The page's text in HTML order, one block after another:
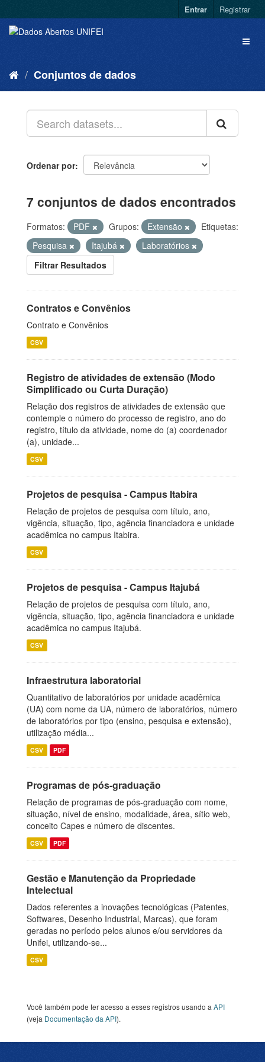
Entrar Registrar
Conjuntos de dados
Ordenar por
7 conjuntos de dados encontrados
Formatos: PDF Grupos: Extensão
Etiquetas:
Pesquisa
Itajubá
Laboratórios
Filtrar Resultados
Contratos e Convênios
Contrato e Convênios
CSV
Registro de atividades de extensão (Modo
Simplificado ou Curta Duração)
Relação dos registros de atividades de extensão que
contemple o número do processo de registro, ano do
registro, título da atividade, nome do (a) coordenador
(a), unidade...
CSV
Projetos de pesquisa - Campus Itabira
Relação de projetos de pesquisa com título, ano,
vigência, situação, tipo, agência financiadora e unidade
acadêmica no campus Itabira.
CSV
Projetos de pesquisa - Campus Itajubá
Relação de projetos de pesquisa com título, ano,
vigência, situação, tipo, agência financiadora e unidade
acadêmica no campus Itajubá.
CSV
Infraestrutura laboratorial
Quantitativo de laboratórios por unidade acadêmica
(UA) com nome da UA, número de laboratórios, número
de laboratórios por tipo (ensino, pesquisa e extensão),
utilização média...
CSV PDF
Programas de pós-graduação
Relação de programas de pós-graduação com nome,
situação, nível de ensino, modalidade, área, sítio web,
conceito Capes e número de discentes.
CSV PDF
Gestão e Manutenção da Propriedade
Intelectual
Dados referentes a inovações tecnológicas (Patentes,
Softwares, Desenho Industrial, Marcas), que foram
geradas no período pelos alunos e/ou servidores da
Unifei, utilizando-se...
CSV
Você também pode ter acesso a esses registros usando a API
(veja Documentação da API).